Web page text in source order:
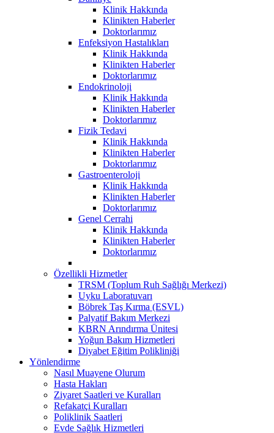
Klinik Hakkında
Klinikten Haberler
Doktorlarımız
Enfeksiyon Hastalıkları
Klinik Hakkında
Klinikten Haberler
Doktorlarımız
Endokrinoloji
Klinik Hakkında
Klinikten Haberler
Doktorlarımız
Fizik Tedavi
Klinik Hakkında
Klinikten Haberler
Doktorlarımız
Gastroenteroloji
Klinik Hakkında
Klinikten Haberler
Doktorlarımız
Genel Cerrahi
Klinik Hakkında
Klinikten Haberler
Doktorlarımız
Özellikli Hizmetler
TRSM (Toplum Ruh Sağlığı Merkezi)
Uyku Laboratuvarı
Böbrek Taş Kırma (ESVL)
Palyatif Bakım Merkezi
KBRN Arındırma Ünitesi
Yoğun Bakım Hizmetleri
Diyabet Eğitim Polikliniği
Yönlendirme
Nasıl Muayene Olurum
Hasta Hakları
Ziyaret Saatleri ve Kuralları
Refakatçi Kuralları
Poliklinik Saatleri
Evde Sağlık Hizmetleri